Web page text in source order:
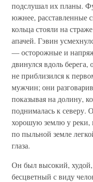
подслушал их планы.
южнее, расставленные
кольца стояли на
апачей. Гэвин
— осторожные и
двинулся вдоль берега,
не приблизился к
мужчин; они
показывая на долину,
поднималась к северу.
хорошую землю у реки,
по пыльной земле
глаза.
Он был высокий,
бесцветный с виду